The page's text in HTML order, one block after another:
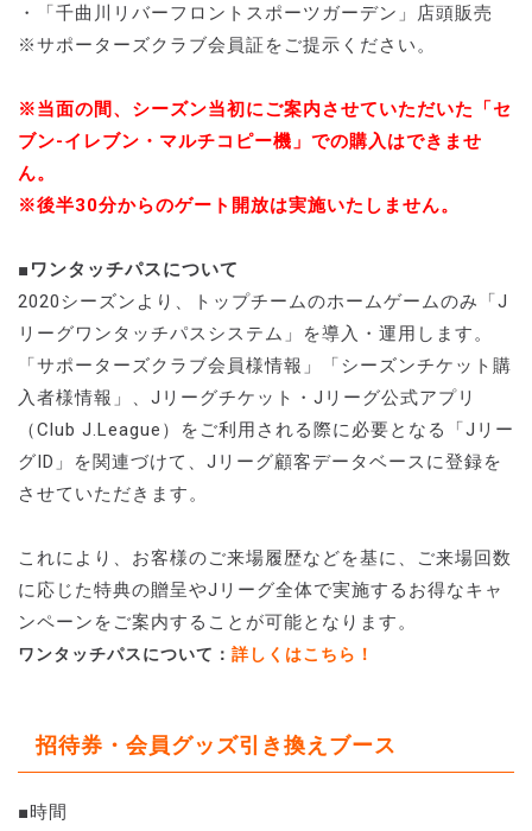
・「千曲川リバーフロントスポーツガーデン」店頭販売
※サポーターズクラブ会員証をご提示ください。
※当面の間、シーズン当初にご案内させていただいた「セ
ブン-イレブン・マルチコピー機」での購入はできませ
ん。
※後半30分からのゲート開放は実施いたしません。
■ワンタッチパスについて
2020シーズンより、トップチームのホームゲームのみ「J
リーグワンタッチパスシステム」を導入・運用します。
「サポーターズクラブ会員様情報」「シーズンチケット購
入者様情報」、Jリーグチケット・Jリーグ公式アプリ
（Club J.League）をご利用される際に必要となる「Jリー
グID」を関連づけて、Jリーグ顧客データベースに登録を
させていただきます。
これにより、お客様のご来場履歴などを基に、ご来場回数
に応じた特典の贈呈やJリーグ全体で実施するお得なキャ
ンペーンをご案内することが可能となります。
ワンタッチパスについて： 詳しくはこちら！
招待券・会員グッズ引き換えブース
■時間